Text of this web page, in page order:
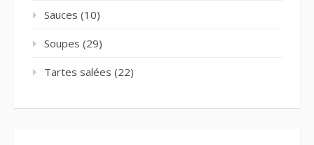
Sauces (10)
Soupes (29)
Tartes salées (22)